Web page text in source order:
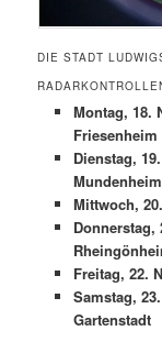
DIE STADT
Montag, 18.
Friesenheim
Dienstag,
Mundenheim
Mittwoch,
Donnerstag,
Freitag, 22.
Samstag,
Gartenstadt